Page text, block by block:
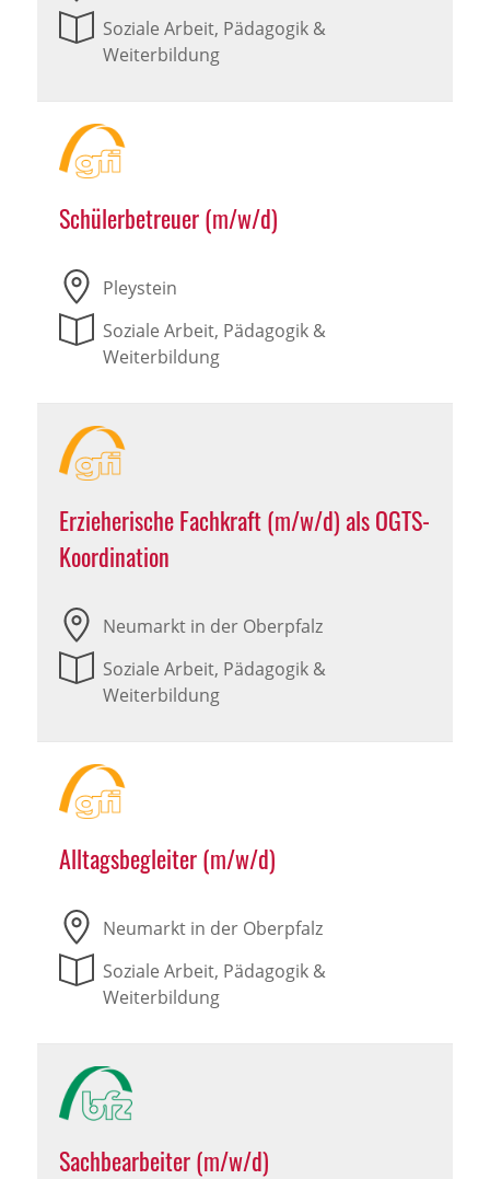
Soziale Arbeit, Pädagogik &
Weiterbildung
Schülerbetreuer (m/w/d)
Pleystein
Soziale Arbeit, Pädagogik &
Weiterbildung
Erzieherische Fachkraft (m/w/d) als OGTS-
Koordination
Neumarkt in der Oberpfalz
Soziale Arbeit, Pädagogik &
Weiterbildung
Alltagsbegleiter (m/w/d)
Neumarkt in der Oberpfalz
Soziale Arbeit, Pädagogik &
Weiterbildung
Sachbearbeiter (m/w/d)